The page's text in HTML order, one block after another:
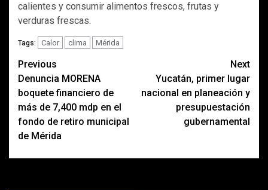
calientes y consumir alimentos frescos, frutas y
verduras frescas.
Tags: Calor clima Mérida
Post
navigation
Previous
Denuncia MORENA
boquete financiero de
más de 7,400 mdp en el
fondo de retiro municipal
de Mérida
Next
Yucatán, primer lugar
nacional en planeación y
presupuestación
gubernamental